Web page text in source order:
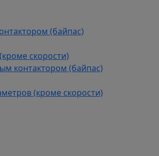
(байпас)
скорости)
контактором (байпас)
(кроме скорости)